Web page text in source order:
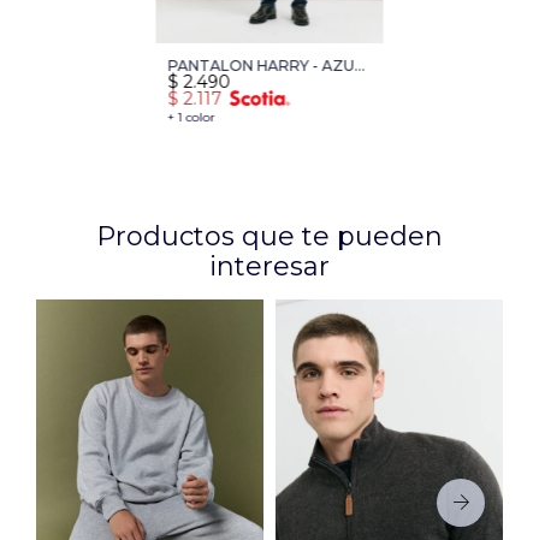
PANTALON HARRY - AZUL
OSCURO
+ 1 color
$ 2.490
$ 2.117
Productos que te pueden
interesar